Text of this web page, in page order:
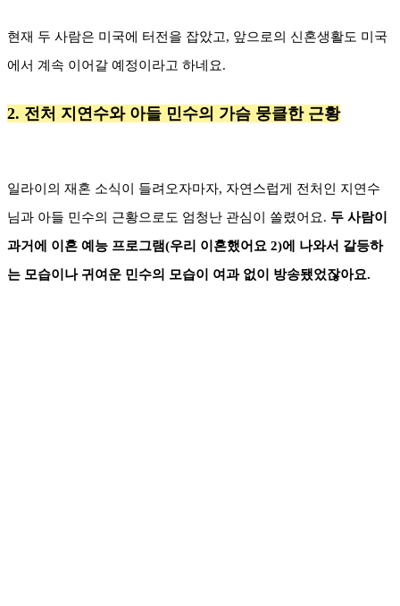
현재 두 사람은 미국에 터전을 잡았고, 앞으로의 신혼생활도 미국
에서 계속 이어갈 예정이라고 하네요.
2. 전처 지연수와 아들 민수의 가슴 뭉클한 근황
일라이의 재혼 소식이 들려오자마자, 자연스럽게 전처인 지연수
님과 아들 민수의 근황으로도 엄청난 관심이 쏠렸어요. 두 사람이
과거에 이혼 예능 프로그램(우리 이혼했어요 2)에 나와서 갈등하
는 모습이나 귀여운 민수의 모습이 여과 없이 방송됐었잖아요.